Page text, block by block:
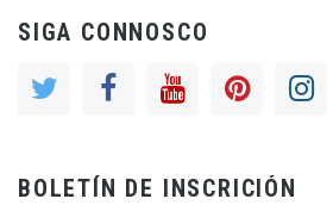
SIGA CONNOSCO
BOLETÍN DE INSCRICIÓN